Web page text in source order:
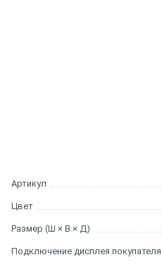
Артикул
Цвет
Размер (Ш × В × Д)
Подключение дисплея покупателя